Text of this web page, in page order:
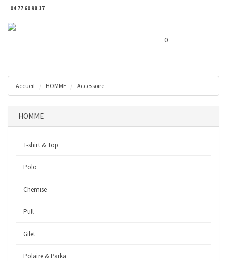
04 77 60 98 17
0
Accueil HOMME Accessoire
HOMME
T-shirt & Top
Polo
Chemise
Pull
Gilet
Polaire & Parka